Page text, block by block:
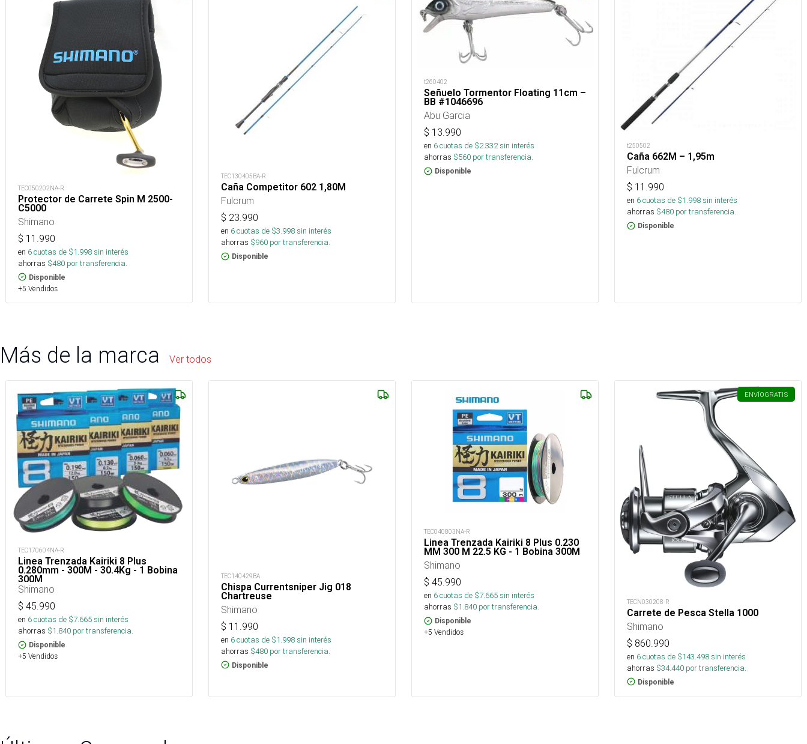
TEC050202NA-R
Protector de Carrete Spin M 2500-
C5000
Shimano
$ 11.990
en 6cuotas de $1.998sin interés
ahorras $480 por transferencia.
Disponible
+5 Vendidos
TEC130405BA-R
Caña Competitor 602 1,80M
Fulcrum
$ 23.990
en 6cuotas de $3.998sin interés
ahorras $960 por transferencia.
Disponible
t260402
Señuelo Tormentor Floating 11cm –
BB #1046696
Abu Garcia
$ 13.990
en 6cuotas de $2.332sin interés
ahorras $560 por transferencia.
Disponible
t250502
Caña 662M – 1,95m
Fulcrum
$ 11.990
en 6cuotas de $1.998sin interés
ahorras $480 por transferencia.
Disponible
Más de la marca Ver todos
TEC170604NA-R
Linea Trenzada Kairiki 8 Plus
0.280mm - 300M - 30.4Kg - 1 Bobina
300M
Shimano
$ 45.990
en 6cuotas de $7.665sin interés
ahorras $1.840 por transferencia.
Disponible
+5 Vendidos
TEC140429BA
Chispa Currentsniper Jig 018
Chartreuse
Shimano
$ 11.990
en 6cuotas de $1.998sin interés
ahorras $480 por transferencia.
Disponible
TEC040803NA-R
Linea Trenzada Kairiki 8 Plus 0.230
MM 300 M 22.5 KG - 1 Bobina 300M
Shimano
$ 45.990
en 6cuotas de $7.665sin interés
ahorras $1.840 por transferencia.
Disponible
+5 Vendidos
ENVÍOGRATIS
TECN030208-R
Carrete de Pesca Stella 1000
Shimano
$ 860.990
en 6cuotas de $143.498sin interés
ahorras $34.440 por transferencia.
Disponible